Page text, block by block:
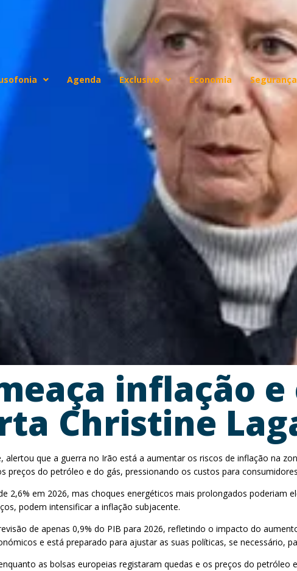
Agenda Exclusivo Economia Segurança
inflação
Christine
alertou que a guerra no Irão está a aumentar os riscos de inflação na
do petróleo e do gás, pressionando os custos para
2,6% em 2026, mas choques energéticos mais prolongados poderiam
podem intensificar a inflação subjacente.
de apenas 0,9% do PIB para 2026, refletindo o impacto do
e está preparado para ajustar as suas políticas, se necessário,
as bolsas europeias registaram quedas e os preços do petróleo